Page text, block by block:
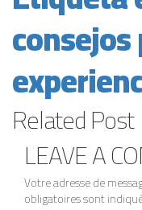
RelatedPost
LEAVE A
Votre adresse de
obligatoires sont